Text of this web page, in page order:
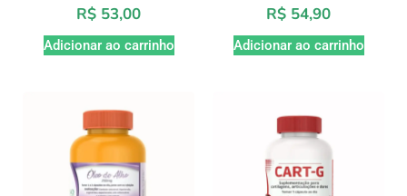
R$ 53,00
Adicionar ao carrinho
R$ 54,90
Adicionar ao carrinho